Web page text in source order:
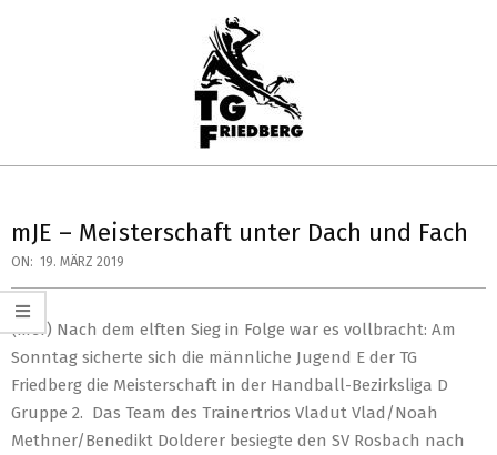
TG
HANDBALL
Menu
mJE – Meisterschaft unter Dach und Fach
ON: 19. MÄRZ 2019
(mer) Nach dem elften Sieg in Folge war es vollbracht: Am
Sonntag sicherte sich die männliche Jugend E der TG
Friedberg die Meisterschaft in der Handball-Bezirksliga D
Gruppe 2. Das Team des Trainertrios Vladut Vlad/Noah
Methner/Benedikt Dolderer besiegte den SV Rosbach nach